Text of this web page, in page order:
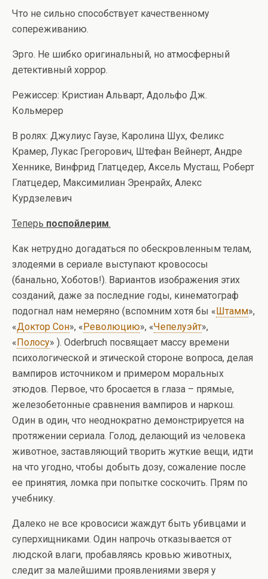
Что не сильно способствует качественному
сопереживанию.
Эрго. Не шибко оригинальный, но атмосферный
детективный хоррор.
Режиссер: Кристиан Альварт, Адольфо Дж.
Кольмерер
В ролях: Джулиус Гаузе, Каролина Шух, Феликс
Крамер, Лукас Грегорович, Штефан Вейнерт, Андре
Хеннике, Винфрид Глатцедер, Аксель Мусташ, Роберт
Глатцедер, Максимилиан Эренрайх, Алекс
Курдзелевич
Теперь поспойлерим.
Как нетрудно догадаться по обескровленным телам,
злодеями в сериале выступают кровососы
(банально, Хоботов!). Вариантов изображения этих
созданий, даже за последние годы, кинематограф
подогнал нам немеряно (вспомним хотя бы «Штамм»,
«Доктор Сон», «Революцию», «Чепелуэйт»,
«Полосу» ). Oderbruch посвящает массу времени
психологической и этической стороне вопроса, делая
вампиров источником и примером моральных
этюдов. Первое, что бросается в глаза – прямые,
железобетонные сравнения вампиров и наркош.
Один в один, что неоднократно демонстрируется на
протяжении сериала. Голод, делающий из человека
животное, заставляющий творить жуткие вещи, идти
на что угодно, чтобы добыть дозу, сожаление после
ее принятия, ломка при попытке соскочить. Прям по
учебнику.
Далеко не все кровосиси жаждут быть убивцами и
суперхищниками. Один напрочь отказывается от
людской влаги, пробавляясь кровью животных,
следит за малейшими проявлениями зверя у